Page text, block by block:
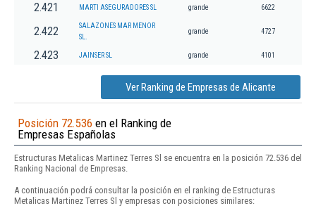
2.421 MARTI ASEGURADORES SL grande 6622
2.422
SALAZONES MAR MENOR
SL.
grande 4727
2.423 JAINSER SL grande 4101
Ver Ranking de Empresas de Alicante
Posición 72.536 en el Ranking de
Empresas Españolas
Estructuras Metalicas Martinez Terres Sl se encuentra en la posición 72.536 del
Ranking Nacional de Empresas.
A continuación podrá consultar la posición en el ranking de Estructuras
Metalicas Martinez Terres Sl y empresas con posiciones similares: